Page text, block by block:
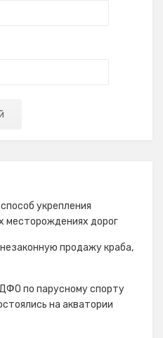
укрепления
месторождениях дорог
продажу краба,
по парусному спорту
на акватории